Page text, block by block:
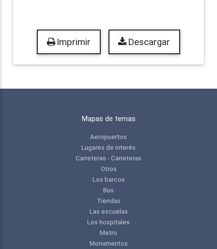
Imprimir Descargar
Mapas de temas
Aeropuertos
Lugares de interés
Carreteras - Carreteras
Otros
Los barcos
Bus
Tiendas
Las escuelas
Los hospitales
Metro
Monumentos